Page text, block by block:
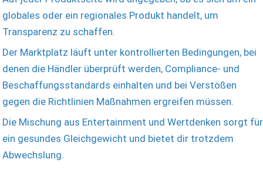
globales oder ein regionales Produkt handelt, um
Transparenz zu schaffen.
Der Marktplatz läuft unter kontrollierten Bedingungen, bei
denen die Händler überprüft werden, Compliance- und
Beschaffungsstandards einhalten und bei Verstößen
gegen die Richtlinien Maßnahmen ergreifen müssen.
Die Mischung aus Entertainment und Wertdenken sorgt für
ein gesundes Gleichgewicht und bietet dir trotzdem
Abwechslung.